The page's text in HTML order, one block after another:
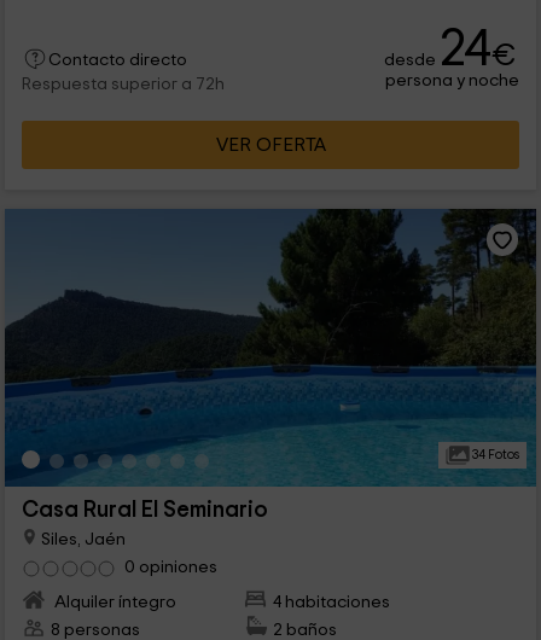
Contacto directo
Respuesta superior a 72h
desde 24€
persona y noche
VER OFERTA
34 Fotos
Casa Rural El Seminario
Siles, Jaén
0 opiniones
Alquiler íntegro
4 habitaciones
8 personas
2 baños